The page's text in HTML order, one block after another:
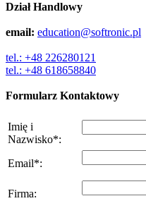
Dział Handlowy
email: education@softronic.pl
tel.: +48 226280121
tel.: +48 618658840
Formularz Kontaktowy
Imię i
Nazwisko*:
Email*:
Firma: